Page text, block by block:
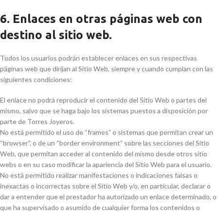
6. Enlaces en otras páginas web con
destino al sitio web.
Todos los usuarios podrán establecer enlaces en sus respectivas
páginas web que dirijan al Sitio Web, siempre y cuando cumplan con las
siguientes condiciones:
El enlace no podrá reproducir el contenido del Sitio Web o partes del
mismo, salvo que se haga bajo los sistemas puestos a disposición por
parte de Torres Joyeros.
No está permitido el uso de “frames” o sistemas que permitan crear un
“browser”, o de un “border environment” sobre las secciones del Sitio
Web, que permitan acceder al contenido del mismo desde otros sitio
webs o en su caso modificar la apariencia del Sitio Web para el usuario.
No está permitido realizar manifestaciones o indicaciones falsas o
inexactas o incorrectas sobre el Sitio Web y/o, en particular, declarar o
dar a entender que el prestador ha autorizado un enlace determinado, o
que ha supervisado o asumido de cualquier forma los contenidos o